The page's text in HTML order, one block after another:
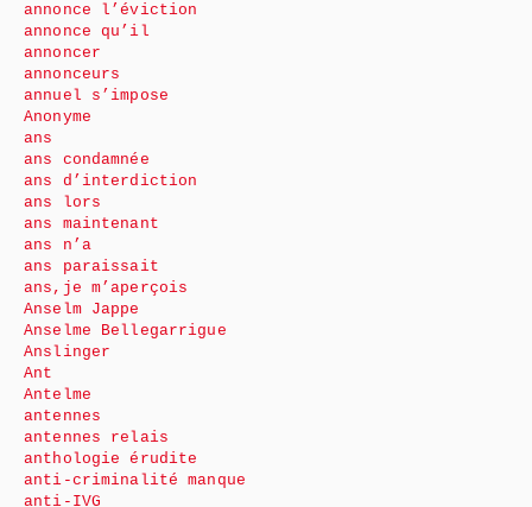
annonce l’éviction
annonce qu’il
annoncer
annonceurs
annuel s’impose
Anonyme
ans
ans condamnée
ans d’interdiction
ans lors
ans maintenant
ans n’a
ans paraissait
ans,je m’aperçois
Anselm Jappe
Anselme Bellegarrigue
Anslinger
Ant
Antelme
antennes
antennes relais
anthologie érudite
anti-criminalité manque
anti-IVG